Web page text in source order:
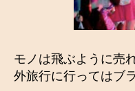
モノは飛ぶように売
外旅行に行ってはブ